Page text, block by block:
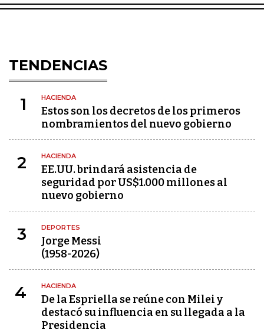
TENDENCIAS
1 HACIENDA
Estos son los decretos de los primeros
nombramientos del nuevo gobierno
2 HACIENDA
EE.UU. brindará asistencia de
seguridad por US$1.000 millones al
nuevo gobierno
3 DEPORTES
Jorge Messi
(1958-2026)
4 HACIENDA
De la Espriella se reúne con Milei y
destacó su influencia en su llegada a la
Presidencia